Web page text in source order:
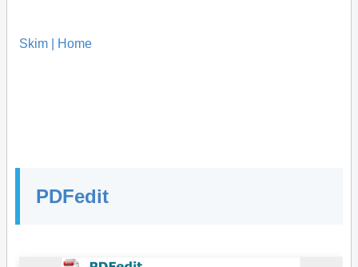
Skim | Home
PDFedit